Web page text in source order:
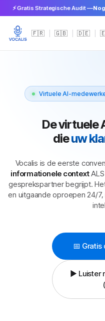
⚡ Gratis Strategische Audit —
🇫🇷 🇬🇧 🇩🇪
Virtuele AI-
De virtuele
dieuw
Vocalis is de eerste
informationele context
gesprekspartner begrijpt.
en uitgaande oproepen 24/
📅
▶ Luister